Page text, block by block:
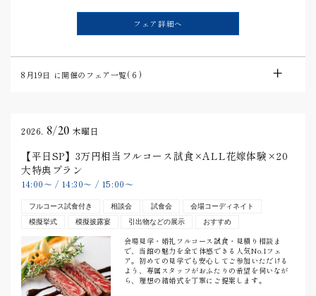
フェア詳細へ
8月19日 に開催のフェア一覧(6 )
2026. 8/20 木曜日
【平日SP】3万円相当フルコース試食×ALL花嫁体験×20
大特典プラン
14:00〜/ 14:30〜 / 15:00〜
フルコース試食付き 相談会 試食会
会場コーディネイト
模擬挙式
模擬披露宴 引出物などの展示 おすすめ
会場見学・婚礼フルコース試食・見積り相談ま
で、当館の魅力を全て体感できる人気No.1フェ
ア。初めての見学でも安心してご参加いただける
よう、専属スタッフがおふたりの希望を伺いなが
ら、理想の結婚式を丁寧にご提案します。